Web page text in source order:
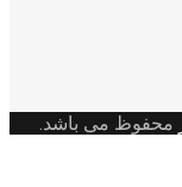
محفوظ می باشد.